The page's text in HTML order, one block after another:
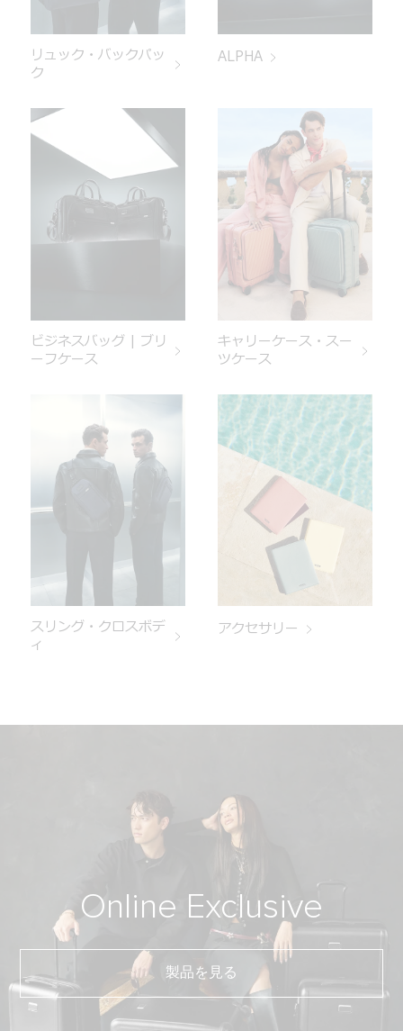
リュック・バックパッ
ク
ALPHA
ビジネスバッグ | ブリ
ーフケース
キャリーケース・スー
ツケース
スリング・クロスボデ
ィ
アクセサリー
Online Exclusive
製品を見る